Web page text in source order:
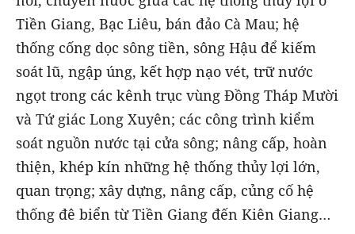
Tiền Giang, Bạc Liêu, bán đảo Cà Mau; hệ
thống cống dọc sông tiền, sông Hậu để kiếm
soát lũ, ngập úng, kết hợp nạo vét, trữ nước
ngọt trong các kênh trục vùng Đồng Tháp Mười
và Tứ giác Long Xuyên; các công trình kiểm
soát nguồn nước tại cửa sông; nâng cấp, hoàn
thiện, khép kín những hệ thống thủy lợi lớn,
quan trọng; xây dựng, nâng cấp, củng cố hệ
thống đê biển từ Tiền Giang đến Kiên Giang…